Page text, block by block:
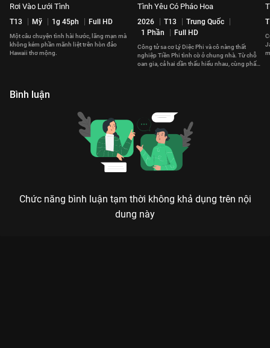
Rơi Vào Lưới Tình
T13 Mỹ 1g 45ph Full HD
Một câu chuyện tình hài hước, lãng mạn mà
không kém phần mãnh liệt trên hòn đảo
Hawaii thơ mộng.
Tình Yêu Có Pháo Hoa
2026 T13
Trung Quốc
1 Phần
Full HD
Công tử sa cơ Lý Diệc Phi và cô nàng thất
nghiệp Tiền Phi tình cờ ở chung nhà. Từ chỗ
oan gia, cả hai dần thấu hiểu nhau, cùng phấn
Bình luận
Chức năng bình luận tạm thời không khả dụng trên nội
dung này